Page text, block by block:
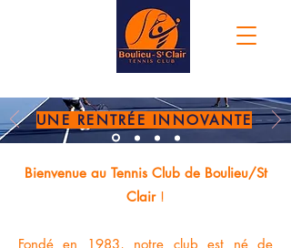
UNE RENTRÉE INNOVANTE
Bienvenue au Tennis Club de Boulieu/St
Clair !
Fondé en 1983, notre club est né de